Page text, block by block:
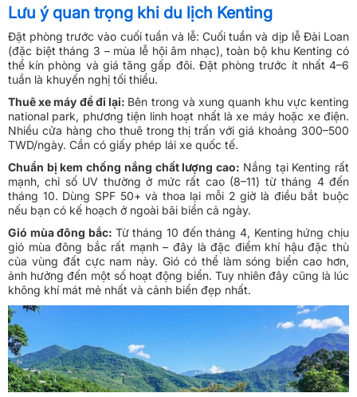
Lưu ý quan trọng khi du lịch Kenting
Đặt phòng trước vào cuối tuần và lễ: Cuối tuần và dịp lễ Đài Loan
(đặc biệt tháng 3 – mùa lễ hội âm nhạc), toàn bộ khu Kenting có
thể kín phòng và giá tăng gấp đôi. Đặt phòng trước ít nhất 4–6
tuần là khuyến nghị tối thiểu.
Thuê xe máy để đi lại: Bên trong và xung quanh khu vực kenting
national park, phương tiện linh hoạt nhất là xe máy hoặc xe điện.
Nhiều cửa hàng cho thuê trong thị trấn với giá khoảng 300–500
TWD/ngày. Cần có giấy phép lái xe quốc tế.
Chuẩn bị kem chống nắng chất lượng cao: Nắng tại Kenting rất
mạnh, chỉ số UV thường ở mức rất cao (8–11) từ tháng 4 đến
tháng 10. Dùng SPF 50+ và thoa lại mỗi 2 giờ là điều bắt buộc
nếu bạn có kế hoạch ở ngoài bãi biển cả ngày.
Gió mùa đông bắc: Từ tháng 10 đến tháng 4, Kenting hứng chịu
gió mùa đông bắc rất mạnh – đây là đặc điểm khí hậu đặc thù
của vùng đất cực nam này. Gió có thể làm sóng biển cao hơn,
ảnh hưởng đến một số hoạt động biển. Tuy nhiên đây cũng là lúc
không khí mát mẻ nhất và cảnh biển đẹp nhất.